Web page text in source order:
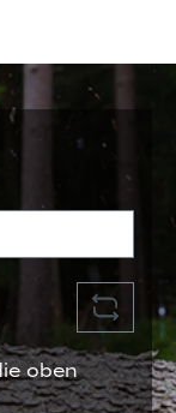
oben